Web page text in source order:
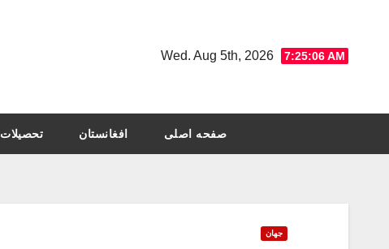
content
Wed. Aug 5th, 2026 7:25:07 AM
صفحه اصلی افغانستان تحصیلات
جهان